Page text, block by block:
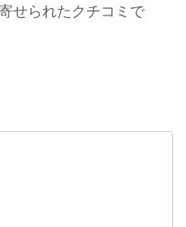
せられたクチコミで